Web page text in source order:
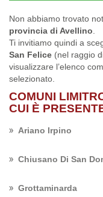
Non abbiamo trovato
provincia di Avellino
Ti invitiamo quindi a
San Felice (nel raggio
visualizzare l’elenco
selezionato.
COMUNI
CUI È
Ariano Irpino
Chiusano Di San
Grottaminarda